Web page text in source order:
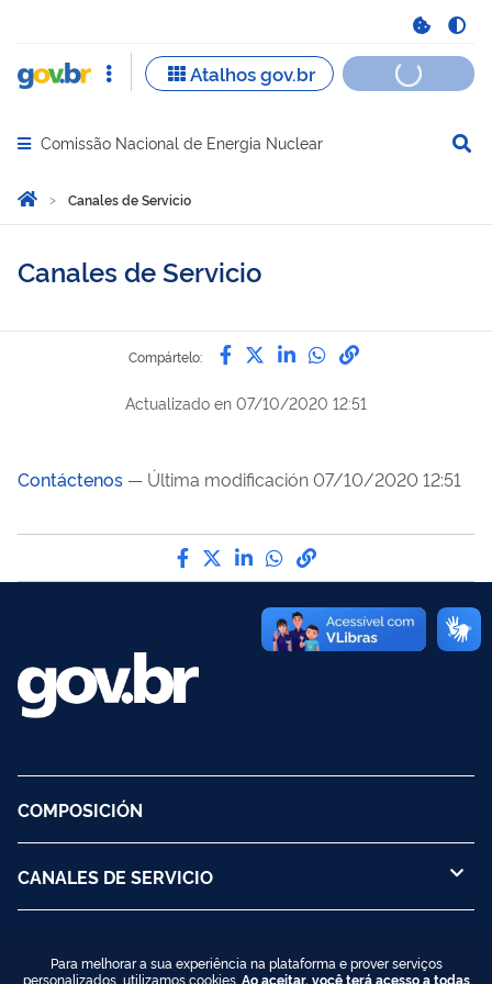
Abrir menu principal de navegação
Comissão Nacional de Energia Nuclear
Você está aqui:
InicioCanales de Servicio
Canales de Servicio
Compártelo: Compártelo por Facebook
Compártelo por Twitter
Compártelo por
Compártelo por
Enlace para
Actualizado en 07/10/2020 12:51
Contáctenos — Última modificación 07/10/2020 12:51
Compártelo por Facebook
Compártelo por Twitter
Compártelo por LinkedIn
Compártelo por
Enlace para Copy
COMPOSICIÓN
CANALES DE SERVICIO
Para melhorar a sua experiência na plataforma e prover serviços
personalizados, utilizamos cookies. Ao aceitar, você terá acesso a todas